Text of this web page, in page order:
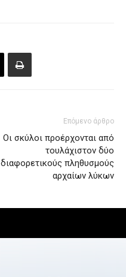
Επόμενο άρθρο
Οι σκύλοι προέρχονται από
τουλάχιστον δύο
διαφορετικούς πληθυσμούς
αρχαίων λύκων